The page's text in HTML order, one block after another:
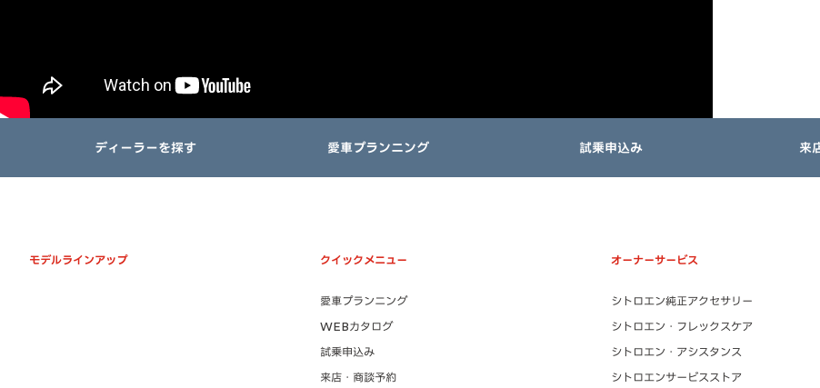
ディーラーを探す 愛車プランニング 試乗申込み 来
モデルラインアップ クイックメニュー
愛車プランニング
WEBカタログ
試乗申込み
来店・商談予約
オーナーサービス
シトロエン純正アクセサリー
シトロエン・フレックスケア
シトロエン・アシスタンス
シトロエンサービスストア